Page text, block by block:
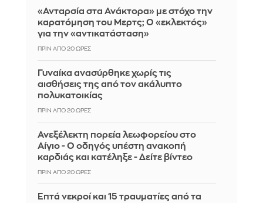
«Ανταρσία στα Ανάκτορα» με στόχο την
καρατόμηση του Μερτς; Ο «εκλεκτός»
για την «αντικατάσταση»
ΠΡΙΝ ΑΠΌ 20 ΏΡΕΣ
Γυναίκα ανασύρθηκε χωρίς τις
αισθήσεις της από τον ακάλυπτο
πολυκατοικίας
ΠΡΙΝ ΑΠΌ 20 ΏΡΕΣ
Ανεξέλεκτη πορεία λεωφορείου στο
Αίγιο - Ο οδηγός υπέστη ανακοπή
καρδιάς και κατέληξε - Δείτε βίντεο
ΠΡΙΝ ΑΠΌ 20 ΏΡΕΣ
Επτά νεκροί και 15 τραυματίες από τα